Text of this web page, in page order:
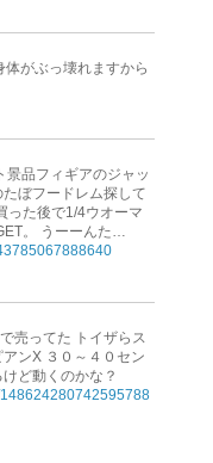
体がぶっ壊れますから
景品フィギアのジャッ
ぼフードレム探して
った後で1/4ウオーマ
。 うーーんた…
売ってた トイザらス
ンX ３０～４０セン
ど動くのかな？